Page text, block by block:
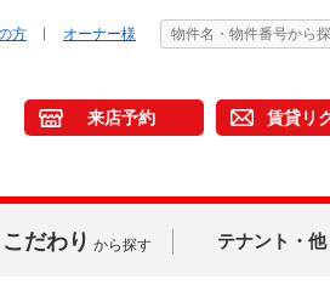
方 オーナー様
来店予約 賃貸リ
こだわり から探す テナント・他